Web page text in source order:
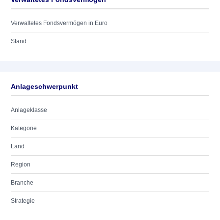
Verwaltetes Fondsvermögen in Euro
Stand
Anlageschwerpunkt
Anlageklasse
Kategorie
Land
Region
Branche
Strategie